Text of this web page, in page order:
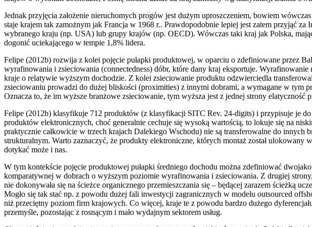
Jednak przyjęcia założenie nieruchomych progów jest dużym uproszczeniem, bowiem
staje krajem tak zamożnym jak Francja w 1968 r.. Prawdopodobnie lepiej jest zatem przyjąć
wybranego kraju (np. USA) lub grupy krajów (np. OECD). Wówczas taki kraj jak Polska,
dogonić uciekającego w tempie 1,8% lidera.
Felipe (2012b) rozwija z kolei pojęcie pułapki produktowej, w oparciu o zdefiniowane przez
wyrafinowania i zsieciowania (connectedness) dóbr, które dany kraj eksportuje.
kraje o relatywie wyższym dochodzie. Z kolei zsieciowanie produktu odzwierciedla
zsieciowaniu prowadzi do dużej bliskości (proximities) z innymi dobrami, a wymagane w tym
Oznacza to, że im wyższe branżowe zsieciowanie, tym wyższa jest z jednej strony
Felipe (2012b) klasyfikuje 712 produktów (z klasyfikacji SITC Rev. 24-digits) i przypisuje je
produktów elektronicznych, choć generalnie cechuje się wysoką wartością, to lokuje się na
praktycznie całkowicie w trzech krajach Dalekiego Wschodu) nie są transferowalne do
strukturalnym. Warto zaznaczyć, że produkty elektroniczne, których montaż został
dotykać może i nas.
W tym kontekście pojęcie produktowej pułapki średniego dochodu można zdefiniować
komparatywnej w dobrach o wyższym poziomie wyrafinowania i zsieciowania. Z drugiej
nie dokonywała się na ścieżce organicznego przemieszczania się – będącej zarazem ścieżką
Mogło się tak stać np. z powodu dużej fali inwestycji zagranicznych w modelu outsourced
niż przeciętny poziom firm krajowych. Co więcej, kraje te z powodu bardzo dużego
przemyśle, pozostając z rosnącym i mało wydajnym sektorem usług.